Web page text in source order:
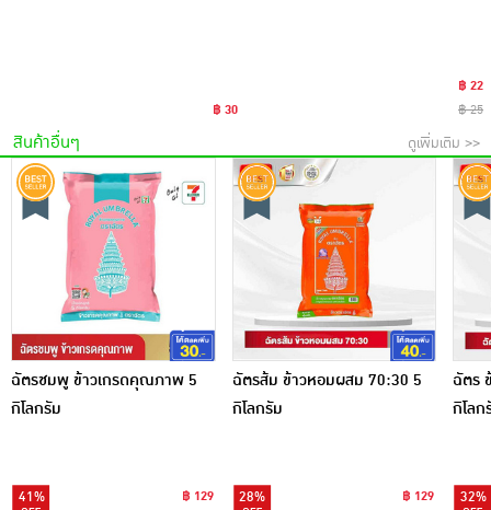
฿ 30
฿ 22
฿ 25
สินค้าอื่นๆ ดูเพิ่มเติม >>
ฉัตรชมพู ข้าวเกรดคุณภาพ 5
กิโลกรัม
41%
฿ 129
ฉัตรส้ม ข้าวหอมผสม 70:30 5
กิโลกรัม
28%
฿ 129
ฉัตร
กิโลก
32%